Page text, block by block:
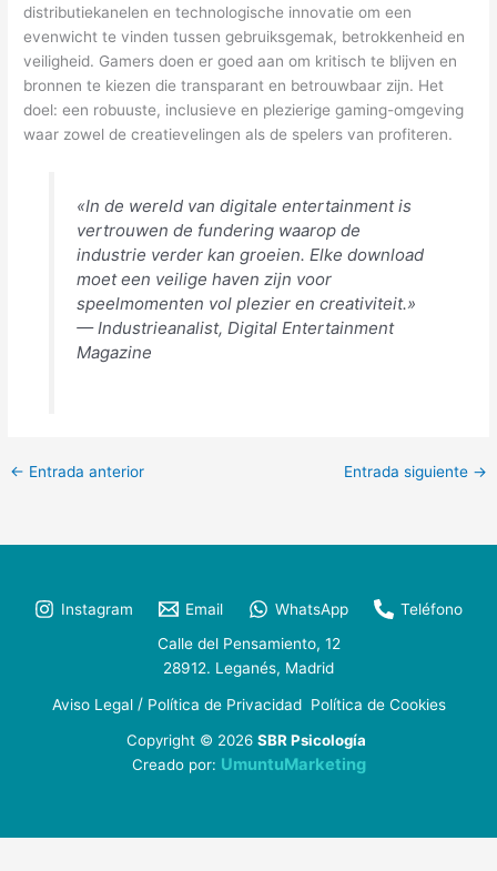
distributiekanelen en technologische innovatie om een
evenwicht te vinden tussen gebruiksgemak, betrokkenheid en
veiligheid. Gamers doen er goed aan om kritisch te blijven en
bronnen te kiezen die transparant en betrouwbaar zijn. Het
doel: een robuuste, inclusieve en plezierige gaming-omgeving
waar zowel de creatievelingen als de spelers van profiteren.
«In de wereld van digitale entertainment is
vertrouwen de fundering waarop de
industrie verder kan groeien. Elke download
moet een veilige haven zijn voor
speelmomenten vol plezier en creativiteit.»
—Industrieanalist, Digital Entertainment
Magazine
← Entrada anterior Entrada siguiente →
Instagram Email WhatsApp
Teléfono
Calle del Pensamiento, 12
28912. Leganés, Madrid
Aviso Legal/ Política de Privacidad Política de Cookies
Copyright © 2026 SBR Psicología
Creado por: UmuntuMarketing